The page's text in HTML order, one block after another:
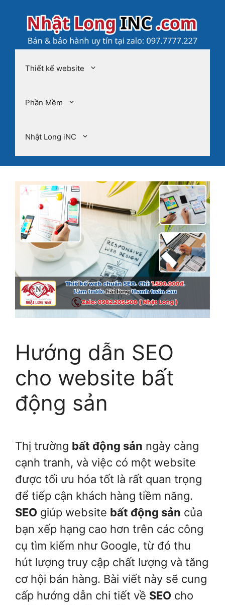
Thiết kế website
Phần Mềm
Nhật Long iNC
Hướng dẫn SEO
cho website bất
động sản
Thị trường bất động sản ngày càng
cạnh tranh, và việc có một website
được tối ưu hóa tốt là rất quan trọng
để tiếp cận khách hàng tiềm năng.
SEO giúp website bất động sản của
bạn xếp hạng cao hơn trên các công
cụ tìm kiếm như Google, từ đó thu
hút lượng truy cập chất lượng và tăng
cơ hội bán hàng. Bài viết này sẽ cung
cấp hướng dẫn chi tiết về SEO cho